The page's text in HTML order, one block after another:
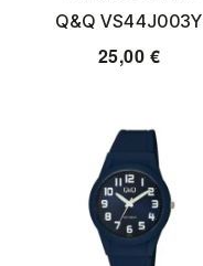
Q&Q VS44J003Y
25,00 €